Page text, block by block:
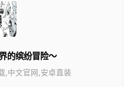
的缤纷冒险～
,中文官网,安卓直装